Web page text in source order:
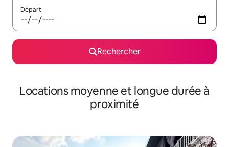
Départ
Rechercher
Locations moyenne et longue durée à
proximité